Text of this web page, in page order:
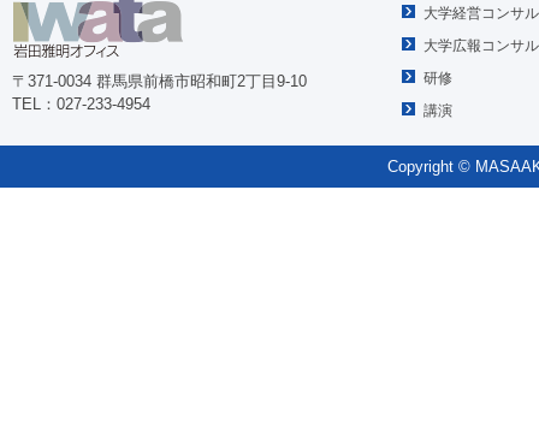
〒371-0034 群馬県前橋市昭和町2丁目9-10
TEL：027-233-4954
大学経営コンサ
大学広報コンサ
研修
講演
Copyright ©